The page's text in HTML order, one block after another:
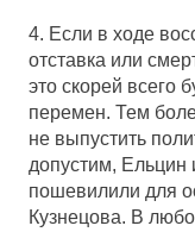
4. Если в ходе
отставка или
это скорей всего
перемен. Тем
не выпустить
допустим, Ельцин
пошевилили для
Кузнецова. В